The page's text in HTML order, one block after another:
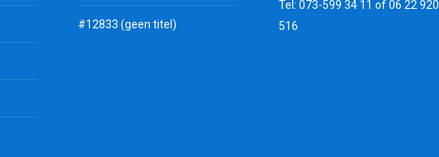
#12833 (geen titel)
Tel: 073-599 34 11 of 06 22 920
516